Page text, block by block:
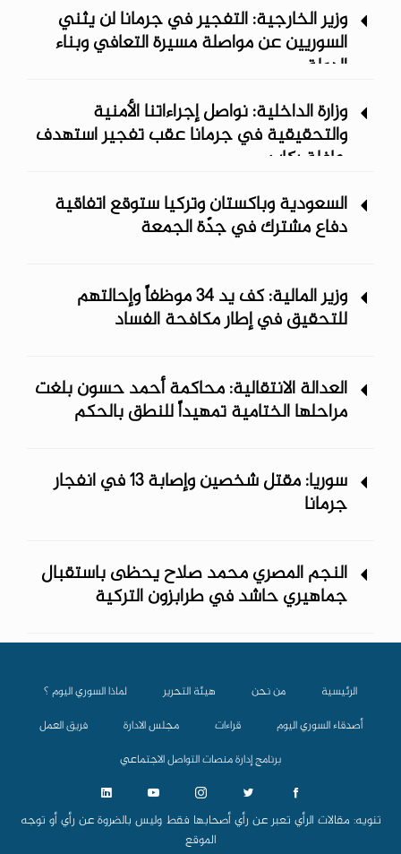
وزير الخارجية: التفجير في جرمانا لن يثني
السوريين عن مواصلة مسيرة التعافي وبناء
الدولة
وزارة الداخلية: نواصل إجراءاتنا الأمنية
والتحقيقية في جرمانا عقب تفجير استهدف
حافلة ركاب
السعودية وباكستان وتركيا ستوقع اتفاقية
دفاع مشترك في جدّة الجمعة
وزير المالية: كف يد 34 موظفاً وإحالتهم
للتحقيق في إطار مكافحة الفساد
العدالة الانتقالية: محاكمة أحمد حسون بلغت
مراحلها الختامية تمهيداً للنطق بالحكم
سوريا: مقتل شخصين وإصابة 13 في انفجار
جرمانا
النجم المصري محمد صلاح يحظى باستقبال
جماهيري حاشد في طرابزون التركية
الرئيسية من نحن هيئة التحرير
لماذا السوري اليوم ؟
أصدقاء السوري اليوم
قراءات مجلس الادارة
فريق العمل
برنامج إدارة منصات التواصل الاجتماعي
تنويه: مقالات الرأي تعبر عن رأي أصحابها فقط وليس بالضروة عن رأي أو توجه
الموقع